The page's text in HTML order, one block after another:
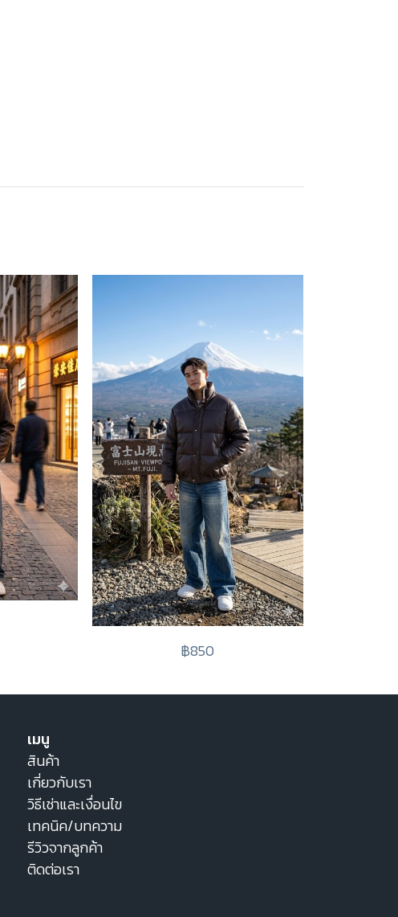
฿850
เมนู
สินค้า
เกี่ยวกับเรา
วิธีเช่าและเงื่อนไข
เทคนิค/บทความ
รีวิวจากลูกค้า
ติดต่อเรา